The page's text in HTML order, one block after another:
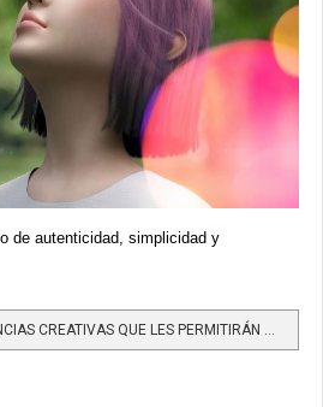
de autenticidad, simplicidad y